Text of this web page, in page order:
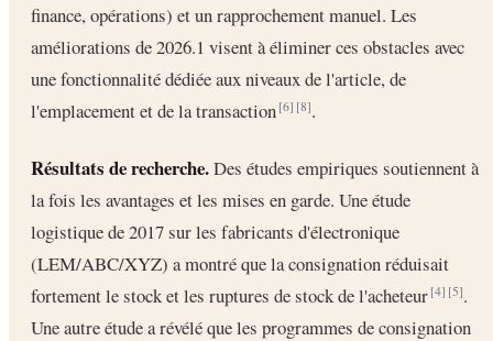
finance, opérations) et un rapprochement manuel. Les
améliorations de 2026.1 visent à éliminer ces obstacles avec
une fonctionnalité dédiée aux niveaux de l'article, de
l'emplacement et de la transaction[6] [8].
Résultats de recherche.Des études empiriques soutiennent à
la fois les avantages et les mises en garde. Une étude
logistique de 2017 sur les fabricants d'électronique
(LEM/ABC/XYZ) a montré que la consignation réduisait
fortement le stock et les ruptures de stock de l'acheteur[4] [5].
Une autre étude a révélé que les programmes de consignation